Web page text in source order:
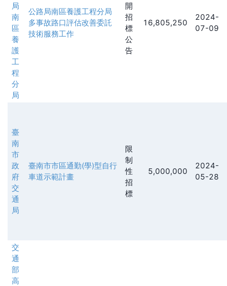
局
南
區
養
護
工
程
分
局
公路局南區養護工程分局
多事故路口評估改善委託
技術服務工作
開
招
標
公
告
16,805,250
2024-
07-09
臺
南
市
政
府
交
通
局
臺南市市區通勤(學)型自行
車道示範計畫
限
制
性
招
標
5,000,000
2024-
05-28
交
通
部
高